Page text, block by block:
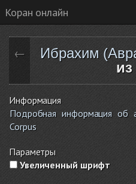
Коран онлайн
← Ибрахим
из
Информация
Подробная информация об
Corpus
Параметры
Увеличенный шрифт